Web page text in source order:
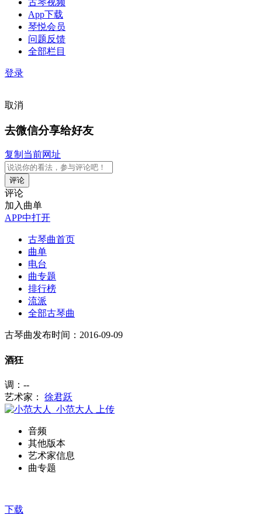
古琴视频
App下载
琴悦会员
问题反馈
全部栏目
登录
取消
去微信分享给好友
复制当前网址
评论
评论
加入曲单
APP中打开
古琴曲首页
曲单
电台
曲专题
排行榜
流派
全部古琴曲
古琴曲发布时间：2016-09-09
酒狂
调：--
艺术家： 徐君跃
小范大人
上传
音频
其他版本
艺术家信息
曲专题
下载